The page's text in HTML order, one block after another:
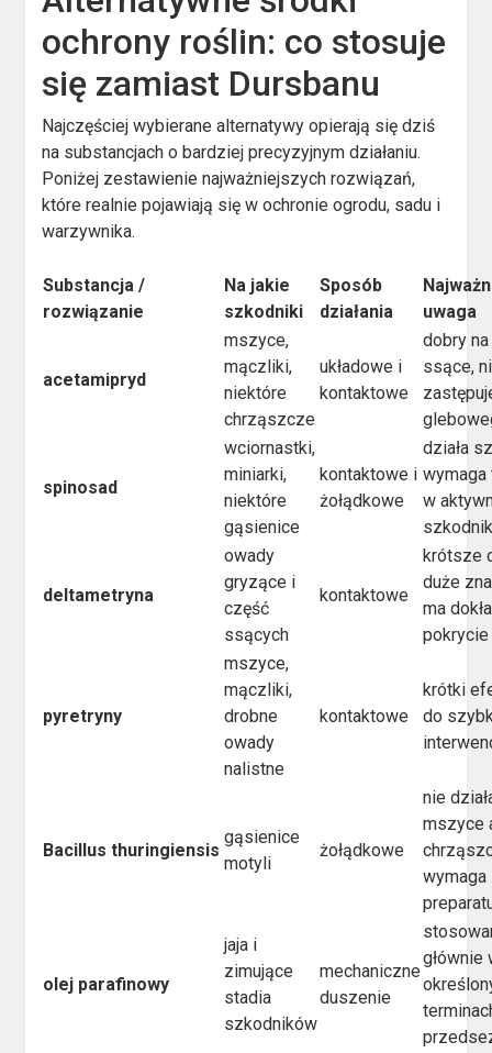
ochrony roślin: co stosuje
się zamiast Dursbanu
Najczęściej wybierane alternatywy opierają się dziś
na substancjach o bardziej precyzyjnym działaniu.
Poniżej zestawienie najważniejszych rozwiązań,
które realnie pojawiają się w ochronie ogrodu, sadu i
warzywnika.
Substancja /
rozwiązanie
Na jakie
szkodniki
Sposób
działania
uwaga
acetamipryd
mszyce,
mączliki,
niektóre
chrząszcze
układowe i
kontaktowe
dobry
ssące,
spinosad
wciornastki,
miniarki,
niektóre
gąsienice
kontaktowe i
żołądkowe
działa
wymaga
w
deltametryna
owady
gryzące i
część
ssących
kontaktowe
krótsze
duże
ma
pyretryny
mszyce,
mączliki,
drobne
owady
nalistne
kontaktowe
krótki
do
Bacillus thuringiensis
gąsienice
motyli
żołądkowe
nie
mszyce
olej parafinowy
jaja i
zimujące
stadia
szkodników
mechaniczne
duszenie
głównie